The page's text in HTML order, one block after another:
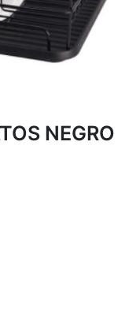
NEGRO